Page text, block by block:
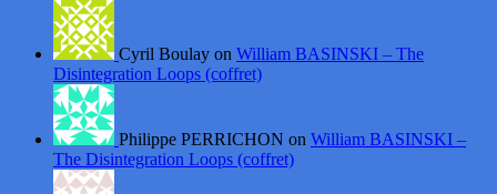
Cyril Boulay on William BASINSKI – The
Disintegration Loops (coffret)
Philippe PERRICHON on William BASINSKI –
The Disintegration Loops (coffret)